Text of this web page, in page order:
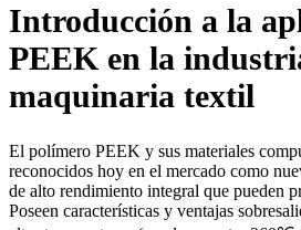
Introducción a la
PEEK en la
maquinaria textil
El polímero PEEK y sus materiales
reconocidos hoy en el mercado como
de alto rendimiento integral que pueden
Poseen características y ventajas